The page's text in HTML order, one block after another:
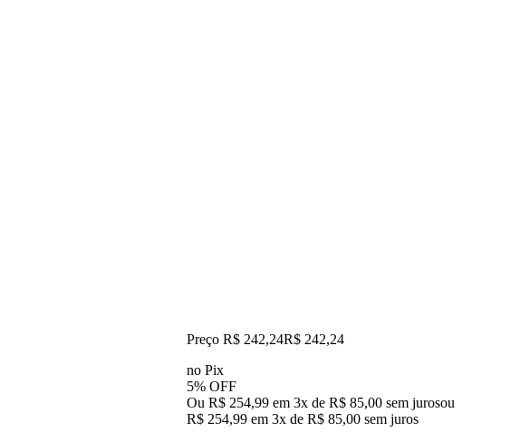
Preço R$ 242,24R$ 242,24
no Pix
5% OFF
Ou R$ 254,99 em 3x de R$ 85,00 sem jurosou
R$ 254,99 em 3x de R$ 85,00 sem juros